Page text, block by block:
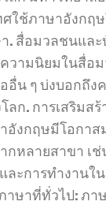
ศใช้ภาษาอังกฤ
. สื่อมวลชนและ
วามนิยมในสื่อ
อื่น ๆ บ่งบอกถึ
ลก. การเสริมส
อังกฤษมีโอกาส
กหลายสาขา เ
ละการทำงานใ
าษาที่ทั่วไป: ภ